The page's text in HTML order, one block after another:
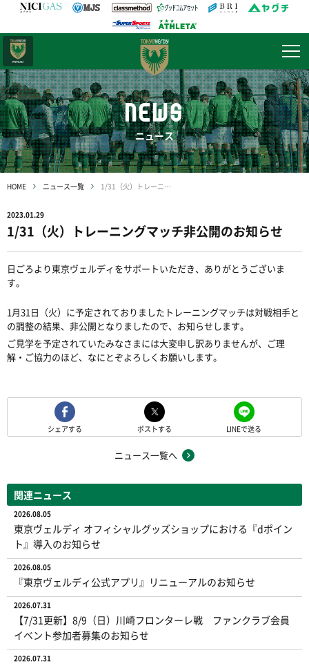
NEWS
ニュース
HOME ニュース一覧 1/31（火）トレーニングマッチ非公開のお知らせ
2023.01.29
1/31（火）トレーニングマッチ非公開のお知らせ
日ごろより東京ヴェルディをサポートいただき、ありがとうございま
す。
1月31日（火）に予定されておりましたトレーニングマッチは対戦相手と
の調整の結果、非公開となりましたので、お知らせします。
ご見学を予定されていたみなさまには大変申し訳ありませんが、ご理
解・ご協力のほど、なにとぞよろしくお願いします。
シェアする ポストする LINEで送る
ニュース一覧へ
関連ニュース
2026.08.05
東京ヴェルディ オフィシャルグッズショップにおける『dポイン
ト』導入のお知らせ
2026.08.05
『東京ヴェルディ公式アプリ』リニューアルのお知らせ
2026.07.31
【7/31更新】8/9（日）川崎フロンターレ戦 ファンクラブ会員
イベント参加者募集のお知らせ
2026.07.31